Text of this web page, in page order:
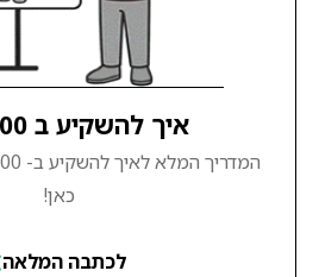
איך להשקיע ב S&P 500
כאן!
לכתבה המלאה